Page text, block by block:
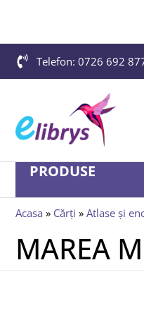
Telefon: 0726 692
PRODUSE
Acasa » Cărți » Atlase și
MAREA